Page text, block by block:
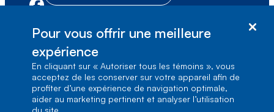
1, carrefour Alexander-Graham-Bell, Aile A-7,
Verdun, Québec, H3E 3B3
Pour vous offrir une meilleure
expérience
En cliquant sur « Autoriser tous les témoins », vous
acceptez de les conserver sur votre appareil afin de
profiter d’une expérience de navigation optimale,
aider au marketing pertinent et analyser l’utilisation
du site.